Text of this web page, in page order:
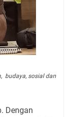
budaya, sosial dan
Dengan